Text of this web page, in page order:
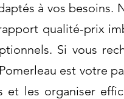
à vos besoins.
qualité-prix
Si vous
est votre
et les organiser